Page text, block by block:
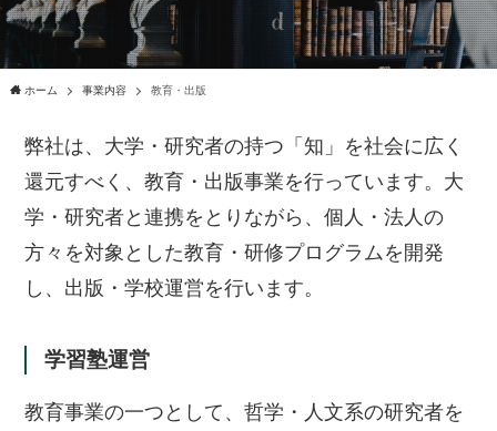
ホーム 事業内容 教育・出版
弊社は、大学・研究者の持つ「知」を社会に広く
還元すべく、教育・出版事業を行っています。大
学・研究者と連携をとりながら、個人・法人の
方々を対象とした教育・研修プログラムを開発
し、出版・学校運営を行います。
学習塾運営
教育事業の一つとして、哲学・人文系の研究者を